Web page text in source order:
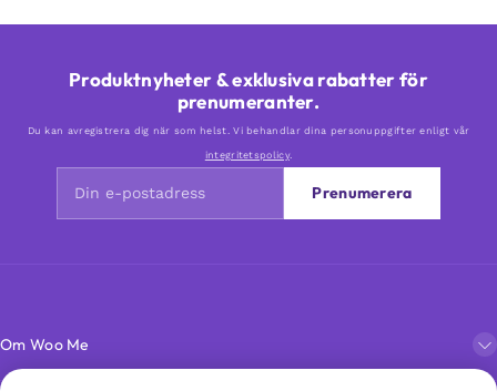
Produktnyheter & exklusiva rabatter för
prenumeranter.
Du kan avregistrera dig när som helst. Vi behandlar dina personuppgifter enligt vår
integritetspolicy.
Prenumerera
Om Woo Me